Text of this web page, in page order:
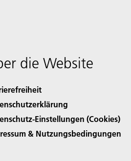
die Website
Einstellungen (Cookies)
& Nutzungsbedingungen